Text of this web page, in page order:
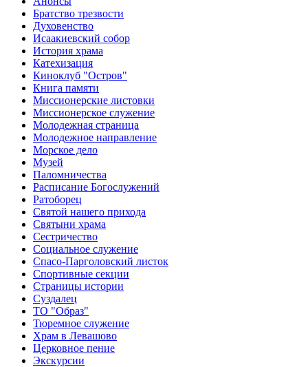
Братство трезвости
Духовенство
Исаакиевский собор
История храма
Катехизация
Киноклуб "Остров"
Книга памяти
Миссионерские листовки
Миссионерское служение
Молодежная страница
Молодежное направление
Морское дело
Музей
Паломничества
Расписание Богослужений
Ратоборец
Святой нашего прихода
Святыни храма
Сестричество
Социальное служение
Спасо-Парголовский листок
Спортивные секции
Страницы истории
Суздалец
ТО "Образ"
Тюремное служение
Храм в Левашово
Церковное пение
Экскурсии